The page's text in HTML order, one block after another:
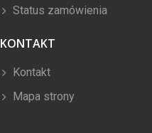
Status zamówienia
KONTAKT
Kontakt
Mapa strony